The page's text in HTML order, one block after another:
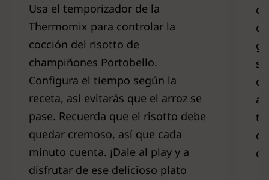
Usa el temporizador de la
Thermomix para controlar la
cocción del risotto de
champiñones Portobello.
Configura el tiempo según la
receta, así evitarás que el arroz se
pase. Recuerda que el risotto debe
quedar cremoso, así que cada
minuto cuenta. ¡Dale al play y a
disfrutar de ese delicioso plato